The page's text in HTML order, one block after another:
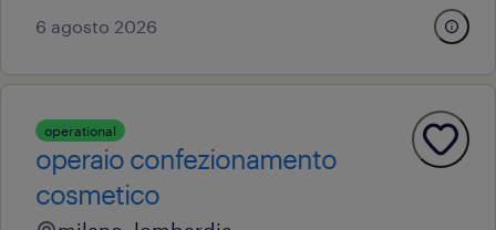
6 agosto 2026
operational
operaio confezionamento
cosmetico